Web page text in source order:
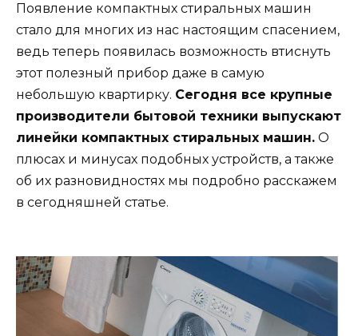
Появление компактных стиральных машин
стало для многих из нас настоящим спасением,
ведь теперь появилась возможность втиснуть
этот полезный прибор даже в самую
небольшую квартирку. Сегодня все крупные
производители бытовой техники выпускают
линейки компактных стиральных машин. О
плюсах и минусах подобных устройств, а также
об их разновидностях мы подробно расскажем
в сегодняшней статье.